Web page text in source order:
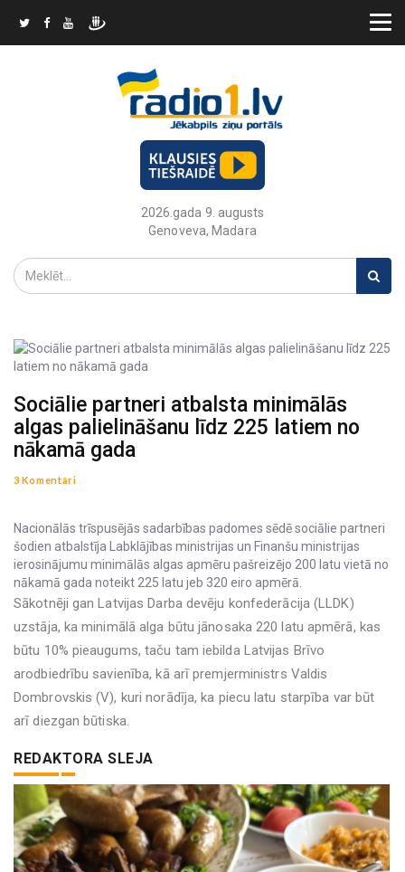
2026.gada 9. augusts
Genoveva, Madara
Sociālie partneri atbalsta minimālās
algas palielināšanu līdz 225 latiem no
nākamā gada
3 Komentāri
Nacionālās trīspusējās sadarbības padomes sēdē sociālie partneri
šodien atbalstīja Labklājības ministrijas un Finanšu ministrijas
ierosinājumu minimālās algas apmēru pašreizējo 200 latu vietā no
nākamā gada noteikt 225 latu jeb 320 eiro apmērā.
Sākotnēji gan Latvijas Darba devēju konfederācija (LLDK)
uzstāja, ka minimālā alga būtu jānosaka 220 latu apmērā, kas
būtu 10% pieaugums, taču tam iebilda Latvijas Brīvo
arodbiedrību savienība, kā arī premjerministrs Valdis
Dombrovskis (V), kuri norādīja, ka piecu latu starpība var būt
arī diezgan būtiska.
REDAKTORA SLEJA